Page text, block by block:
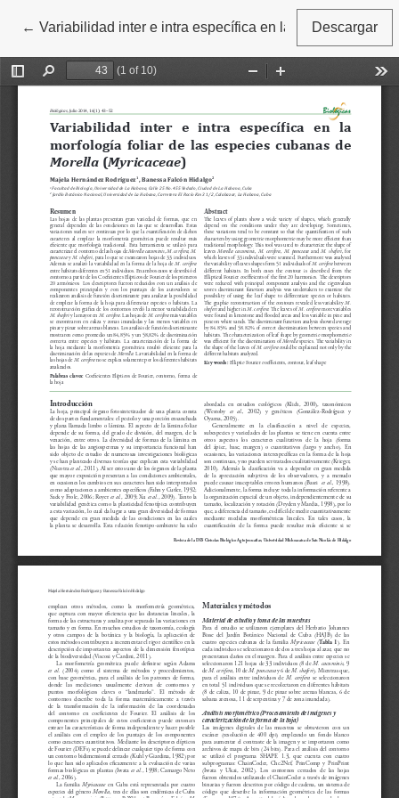
← Volver a los detalles del artículo
Variabilidad inter e intra específica en la morfolofía
Descargar